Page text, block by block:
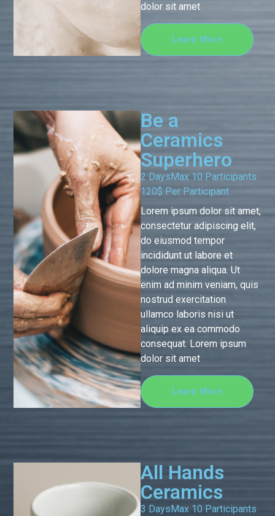
dolor sit amet
Learn More
Be a
Ceramics
Superhero
2 Days Max 10 Participants
120$ Per Participant
Lorem ipsum dolor sit amet,
consectetur adipiscing elit,
do eiusmod tempor
incididunt ut labore et
dolore magna aliqua. Ut
enim ad minim veniam, quis
nostrud exercitation
ullamco laboris nisi ut
aliquip ex ea commodo
consequat. Lorem ipsum
dolor sit amet
Learn More
All Hands
Ceramics
3 Days Max 10 Participants